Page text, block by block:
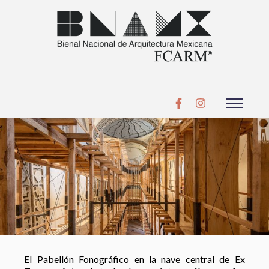
El Pabellón Fonográfico en la nave central de Ex